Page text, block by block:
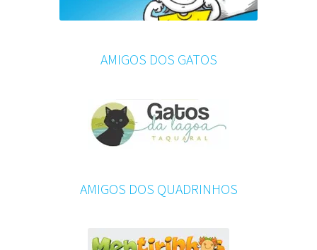
AMIGOS DOS GATOS
AMIGOS DOS QUADRINHOS